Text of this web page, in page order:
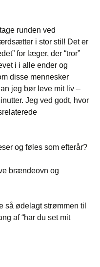
runden ved
i stor stil! Det er
for læger, der “tror”
i i alle ender og
disse mennesker
jeg bør leve mit liv –
Jeg ved godt, hvor
og føles som efterår?
brændeovn og
så ødelagt strømmen til
af “har du set mit